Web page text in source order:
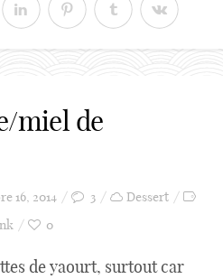
miel de
16, 2014 3
Dessert
0
de yaourt, surtout car